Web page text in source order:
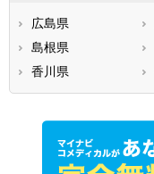
広島県
島根県
香川県